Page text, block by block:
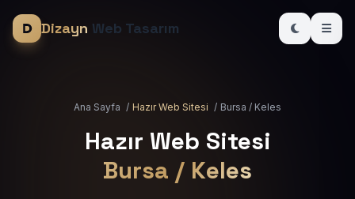
Dizayn Web Tasarım
Ana Sayfa / Hazır Web Sitesi / Bursa / Keles
Hazır Web Sitesi
Bursa / Keles